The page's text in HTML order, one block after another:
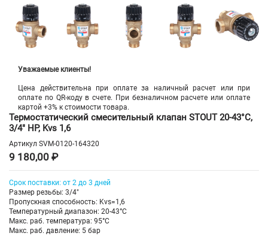
Уважаемые клиенты!
Цена действительна при оплате за наличный расчет или при
оплате по QR-коду в счете. При безналичном расчете или оплате
картой +3% к стоимости товара.
Термостатический смесительный клапан STOUT 20-43°C,
3/4" НР, Kvs 1,6
Артикул SVM-0120-164320
9 180,00 ₽
Срок поставки: от 2 до 3 дней
Размер резьбы: 3/4"
Пропускная способность: Kvs=1,6
Температурный диапазон: 20-43°С
Макс. раб. температура: 95°C
Макс. раб. давление: 5 бар